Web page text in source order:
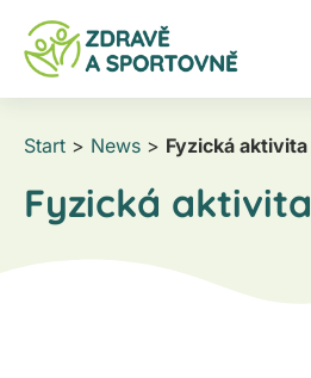
Start > News > Fyzická
Fyzická